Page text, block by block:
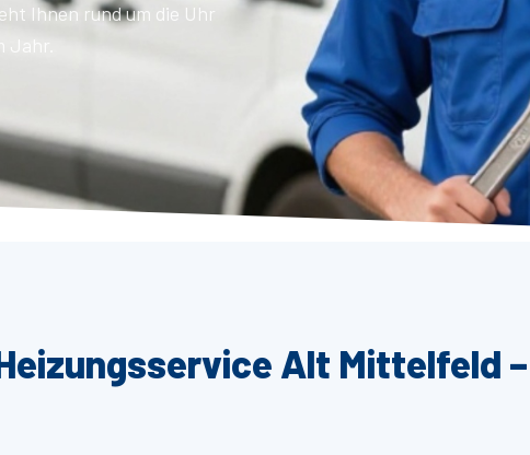
Ihnen rund um die Uhr
Jahr.
Alt Mittelfeld